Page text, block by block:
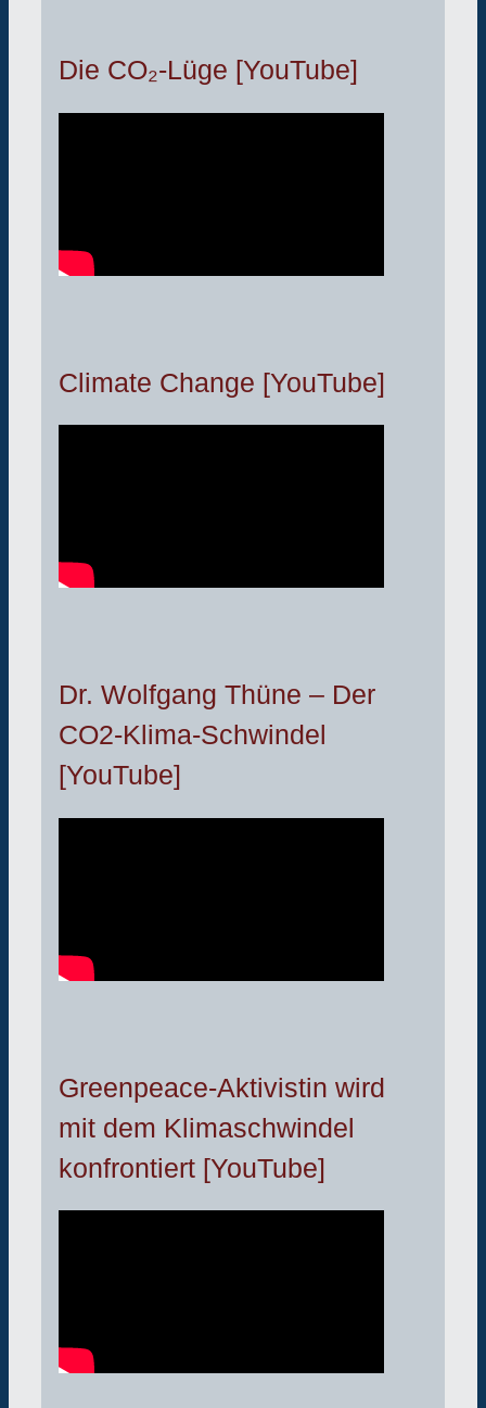
Die CO₂-Lüge [YouTube]
Climate Change [YouTube]
Dr. Wolfgang Thüne – Der
CO2-Klima-Schwindel
[YouTube]
Greenpeace-Aktivistin wird
mit dem Klimaschwindel
konfrontiert [YouTube]